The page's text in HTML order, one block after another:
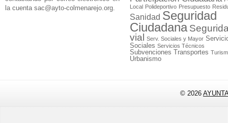
la cuenta sac@ayto-colmenarejo.org.
Local Polideportivo Presupuesto
Sanidad Seguridad
Ciudadana
vial
Serv. Sociales y Mayor
Sociales Servicios Técnicos
Subvenciones Transportes
Urbanismo
© 2026